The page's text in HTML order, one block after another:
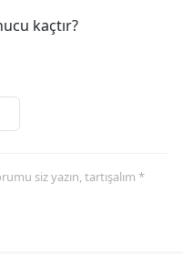
kaçtır?
siz yazın, tartışalım *